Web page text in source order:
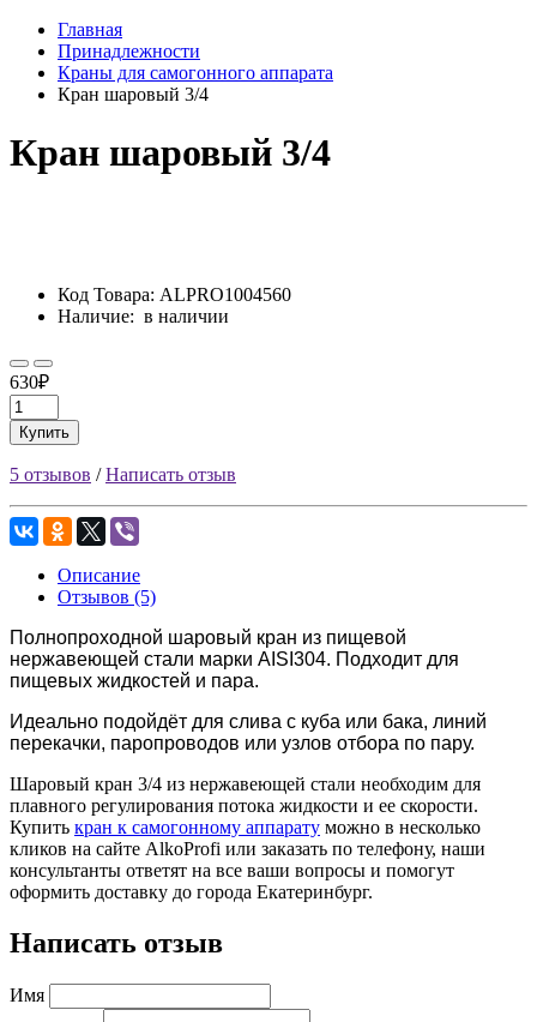
Главная
Принадлежности
Краны для самогонного аппарата
Кран шаровый 3/4
Кран шаровый 3/4
Код Товара: ALPRO1004560
Наличие: в наличии
630₽
Купить
5 отзывов /Написать отзыв
Описание
Отзывов (5)
Полнопроходной шаровый кран из пищевой
нержавеющей стали марки AISI304. Подходит для
пищевых жидкостей и пара.
Идеально подойдёт для слива с куба или бака, линий
перекачки, паропроводов или узлов отбора по пару.
Шаровый кран 3/4 из нержавеющей стали необходим для
плавного регулирования потока жидкости и ее скорости.
Купить кран к самогонному аппарату можно в несколько
кликов на сайте AlkoProfi или заказать по телефону, наши
консультанты ответят на все ваши вопросы и помогут
оформить доставку до города Екатеринбург.
Написать отзыв
Имя